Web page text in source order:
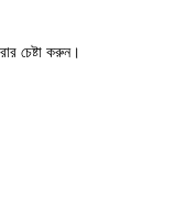
চেষ্টা করুন।